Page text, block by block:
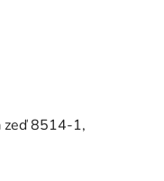
zeď 8514-1,